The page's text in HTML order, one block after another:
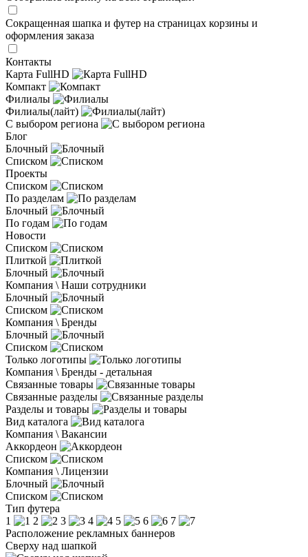
Сокращенная шапка и футер на страницах корзины и
оформления заказа
Контакты
Карта FullHD
Компакт
Филиалы
Филиалы(лайт)
С выбором региона
Блог
Блочный
Списком
Проекты
Списком
По разделам
Блочный
По годам
Новости
Списком
Плиткой
Блочный
Компания \ Наши сотрудники
Блочный
Списком
Компания \ Бренды
Блочный
Списком
Только логотипы
Компания \ Бренды - детальная
Связанные товары
Связанные разделы
Разделы и товары
Вид каталога
Компания \ Вакансии
Аккордеон
Списком
Компания \ Лицензии
Блочный
Списком
Тип футера
1
2 3 4 5 6
7
Расположение рекламных баннеров
Сверху над шапкой